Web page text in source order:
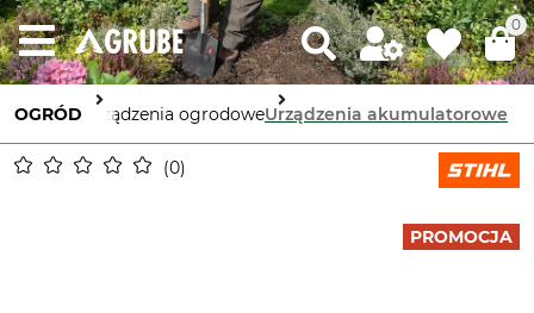
0
OGRÓD Urządzenia ogrodoweUrządzenia akumulatorowe
0
PROMOCJA